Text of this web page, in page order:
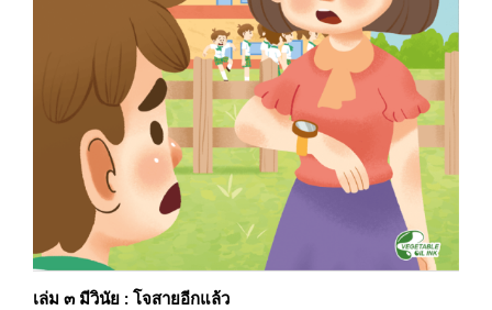
เล่ม ๓ มีวินัย : โจสายอีกแล้ว